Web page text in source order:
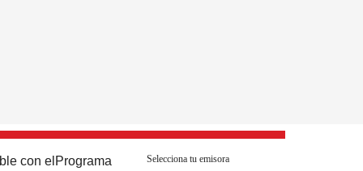
con el Programa Selecciona tu emisora